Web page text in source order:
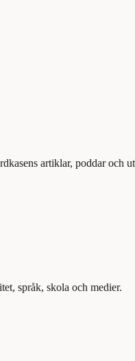
artiklar, poddar
språk, skola och medier.